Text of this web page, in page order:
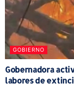
GOBIERNO
Gobernadora
labores de